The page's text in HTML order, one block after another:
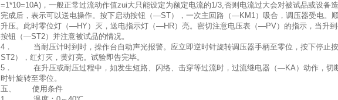
=1*10=10A)，一般正常过流动作值zui大只能设定为额定电流的1/3,否则电流过大会对被试品或设备
完成后，表示可以送电操作。按下启动按钮（—ST），一次主回路（—KM1）吸合，调压器受电。
升压。此时零位灯（—HY）灭，送电指示灯（—HR）亮。密切注意电压表（—PV）的指示，当升
按钮（—ST2）并注意被试品的情况。
4． 当耐压计时到时，操作台自动声光报警。应立即逆时针旋转调压器手柄至零位，按下停止
ST2），红灯灭，黄灯亮。试验即告完毕。
5． 在升压或耐压过程中，如发生短路、闪络、击穿等过流时，过流继电器（—KA）动作，切
时针旋转至零位。
五、 使用条件